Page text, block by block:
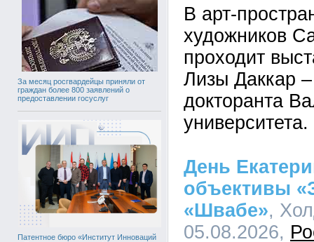
За месяц росгвардейцы приняли от
граждан более 800 заявлений о
предоставлении госуслуг
Патентное бюро «Институт Инноваций
В арт-
художников
проходит
Лизы Даккар
докторанта
университета.
День
объективы
«Швабе»,
05.08.2026,